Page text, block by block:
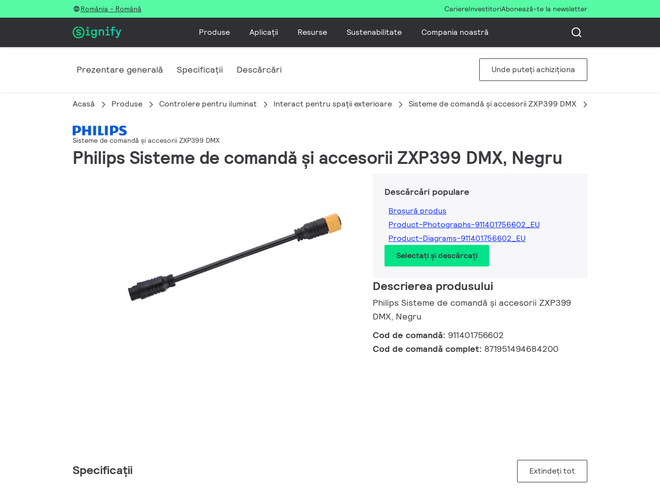
România - Română CariereInvestitoriAbonează-te la newsletter
Produse Aplicații Resurse Sustenabilitate Compania noastră
Prezentare generală Specificații Descărcări Unde puteți achiziționa
Acasă Produse Controlere pentru iluminat Interact pentru spații exterioare Sisteme de comandă și accesorii ZXP399 DMX
Sisteme de comandă și accesorii ZXP399 DMX
Philips Sisteme de comandă și accesorii ZXP399 DMX, Negru
Descărcări populare
Broșură produs
Product-Photographs-911401756602_EU
Product-Diagrams-911401756602_EU
Selectați și descărcați
Descrierea produsului
Philips Sisteme de comandă și accesorii ZXP399
DMX, Negru
Cod de comandă: 911401756602
Cod de comandă complet: 871951494684200
Specificații Extindeți tot